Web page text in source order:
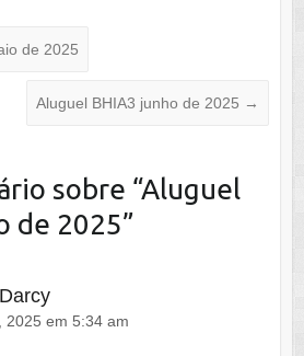
de 2025
Aluguel BHIA3 junho de 2025 →
sobre “Aluguel
de 2025”
2025 em 5:34 am